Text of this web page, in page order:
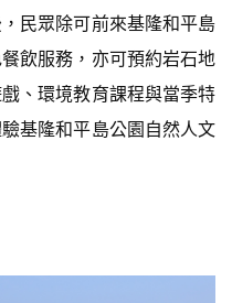
民眾除可前來基隆和平島
飲服務，亦可預約岩石地
、環境教育課程與當季特
基隆和平島公園自然人文